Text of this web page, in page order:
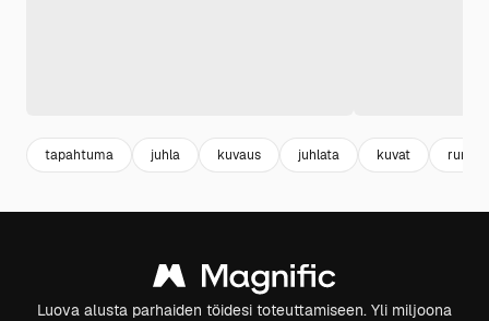
tapahtuma juhla kuvaus juhlata kuvat runous
Luova alusta parhaiden töidesi toteuttamiseen. Yli miljoona